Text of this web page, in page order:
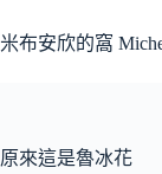
至
容
米布安欣的窩
原來這是魯冰花